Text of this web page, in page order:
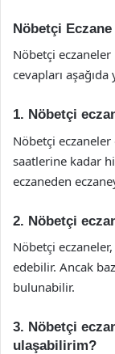
Nöbetçi
Nöbetçi eczaneler
cevapları
1. Nöbetçi
Nöbetçi
saatlerine kadar
eczaneden
2. Nöbetçi
Nöbetçi
edebilir. Ancak
bulunabilir.
3. Nöbetçi
ulaşabilirim?